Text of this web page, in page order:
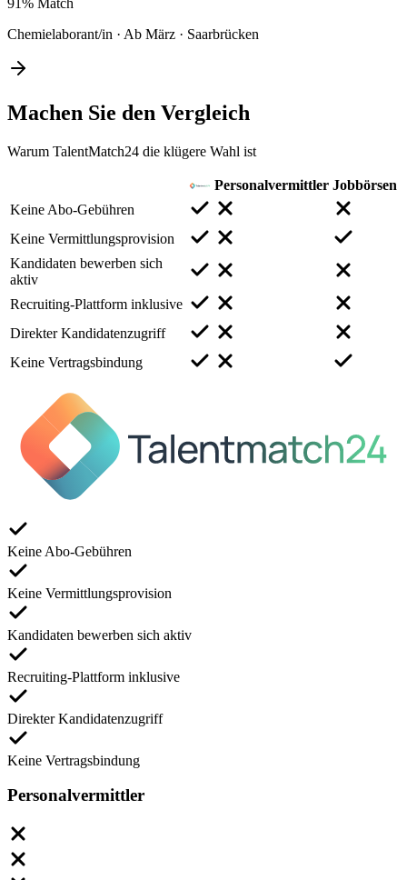
Chemielaborant/in · Ab März · Saarbrücken
Machen Sie den Vergleich
Warum TalentMatch24 die klügere Wahl ist
Personalvermittler Jobbörsen
Keine Abo-Gebühren
Keine Vermittlungsprovision
Kandidaten bewerben sich
aktiv
Recruiting-Plattform inklusive
Direkter Kandidatenzugriff
Keine Vertragsbindung
Keine Abo-Gebühren
Keine Vermittlungsprovision
Kandidaten bewerben sich aktiv
Recruiting-Plattform inklusive
Direkter Kandidatenzugriff
Keine Vertragsbindung
Personalvermittler